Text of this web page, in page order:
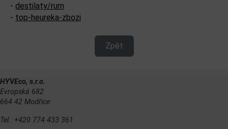
- destilaty/rum
- top-heureka-zbozi
Zpět
HYVEco, s.r.o.
Evropská 682
664 42 Modřice
Tel.: +420 774 433 361